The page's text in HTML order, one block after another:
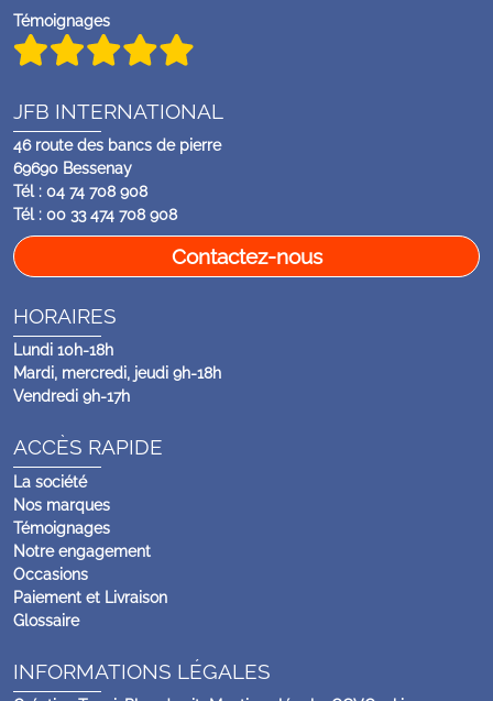
Témoignages
JFB INTERNATIONAL
46 route des bancs de pierre
69690 Bessenay
Tél : 04 74 708 908
Tél : 00 33 474 708 908
Contactez-nous
HORAIRES
Lundi 10h-18h
Mardi, mercredi, jeudi 9h-18h
Vendredi 9h-17h
ACCÈS RAPIDE
La société
Nos marques
Témoignages
Notre engagement
Occasions
Paiement et Livraison
Glossaire
INFORMATIONS LÉGALES